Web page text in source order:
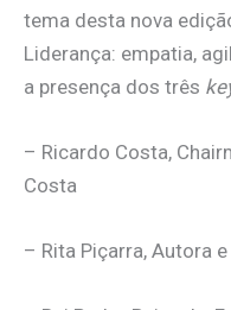
tema desta nova
Liderança: empatia,
a presença dos três
– Ricardo Costa,
Costa
– Rita Piçarra, Autora